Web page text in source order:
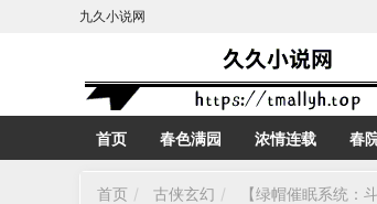
九久小说网
首页 春色满园 浓情连载 春
首页 古侠玄幻 【绿帽催眠系统：